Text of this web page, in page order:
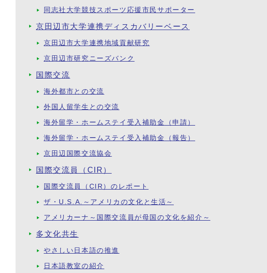
同志社大学競技スポーツ応援市民サポーター
京田辺市大学連携ディスカバリーベース
京田辺市大学連携地域貢献研究
京田辺市研究ニーズバンク
国際交流
海外都市との交流
外国人留学生との交流
海外留学・ホームステイ受入補助金（申請）
海外留学・ホームステイ受入補助金（報告）
京田辺国際交流協会
国際交流員（CIR）
国際交流員（CIR）のレポート
ザ・U.S.A.～アメリカの文化と生活～
アメリカーナ～国際交流員が母国の文化を紹介～
多文化共生
やさしい日本語の推進
日本語教室の紹介